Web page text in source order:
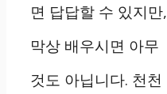
면 답답할 수 있지만,
막상 배우시면 아무
것도 아닙니다. 천천